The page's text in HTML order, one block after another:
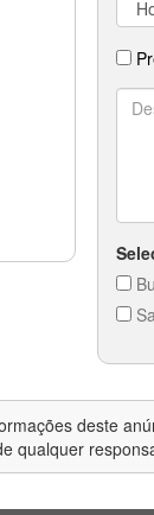
deste
qualquer